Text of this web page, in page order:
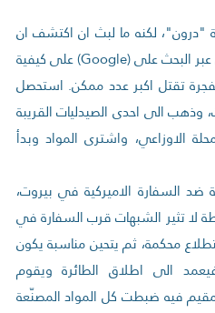
"درون"، لكنه ما لبث ان اكتشف ان
اسعارها مرتفعة. الا انه استحصل عبر البحث على (Google) على كيفية
تقتل اكبر عدد ممكن. استحصل
وذهب الى احدى الصيدليات القريبة
الاوزاعي، واشترى المواد وبدأ
ضد السفارة الاميركية في بيروت،
تثير الشبهات قرب السفارة في
محكمة، ثم يتحين مناسبة يكون
الى اطلاق الطائرة ويقوم
فيه ضبطت كل المواد المصنّعة